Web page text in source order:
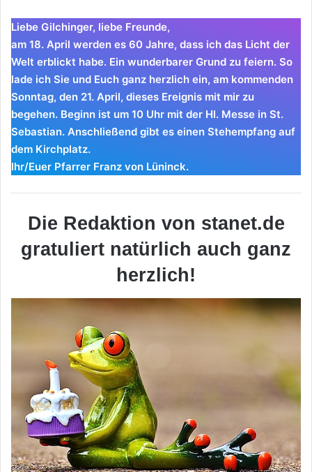
Liebe Gilchinger, liebe Freunde,
am 18. April werden es 60 Jahre, dass ich das Licht der
Welt erblickt habe. Ein wunderbarer Grund zu feiern. So
lade ich Sie und Euch ganz herzlich ein, am kommenden
Sonntag, den 21. April, dieses Ereignis mit mir zu
begehen. Beginn ist um 10 Uhr mit der Hl. Messe in St.
Sebastian. Anschließend gibt es einen Stehempfang auf
dem Kirchplatz.
Ihr/Euer Pfarrer Franz von Lüninck.
Die Redaktion von stanet.de
gratuliert natürlich auch ganz
herzlich!